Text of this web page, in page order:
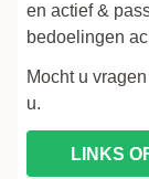
en actief &
bedoelingen
Mocht u
u.
LINKS